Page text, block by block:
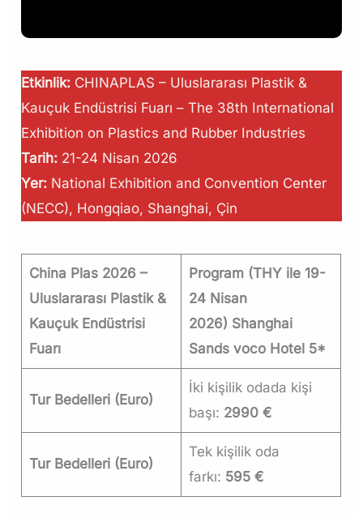
Etkinlik: CHINAPLAS – Uluslararası Plastik &
Kauçuk Endüstrisi Fuarı – The 38th International
Exhibition on Plastics and Rubber Industries
Tarih: 21-24 Nisan 2026
Yer: National Exhibition and Convention Center
(NECC), Hongqiao, Shanghai, Çin
China Plas 2026 –
Uluslararası Plastik &
Kauçuk Endüstrisi
Fuarı
Program (THY ile 19-
24 Nisan
2026) Shanghai
Sands voco Hotel 5*
Tur Bedelleri (Euro)
İki kişilik odada kişi
başı: 2990 €
Tur Bedelleri (Euro)
Tek kişilik oda
farkı: 595 €